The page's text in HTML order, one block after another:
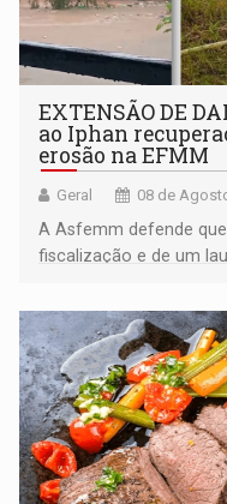
EXTENSÃO DE
ao Iphan
erosão na EFMM
Geral 08 de
A Asfemm defende
fiscalização e de um